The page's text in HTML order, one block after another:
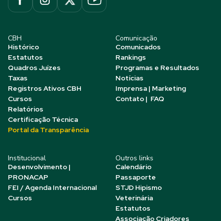
CBH
Histórico
Estatutos
Quadros Juízes
Taxas
Registros Ativos CBH
Cursos
Relatórios
Certificação Técnica
Portal da Transparência
Comunicação
Comunicados
Rankings
Programas e Resultados
Notícias
Imprensa | Marketing
Contato | FAQ
Institucional
Desenvolvimento |
PRONACAP
FEI / Agenda Internacional
Cursos
Outros links
Calendário
Passaporte
STJD Hipismo
Veterinária
Estatutos
Associação Criadores